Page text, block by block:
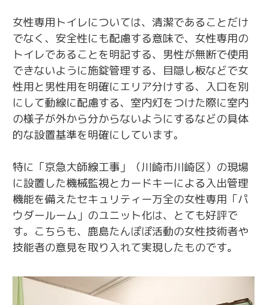
女性専用トイレについては、清潔であることだけ
でなく、安全性にも配慮する意味で、女性専用の
トイレであることを明記する、男性が無断で使用
できないように施錠管理する、目隠し板などで女
性用と男性用を明確にエリア分けする、入口を別
にして動線に配慮する、室内灯をつけた際に室内
の様子が外から分からないようにするなどの具体
的な設置基準を明確にしています。
特に「京急大師線工事」（川崎市川崎区）の現場
に設置した機械監視とカードキーによる入出管理
機能を備えたセキュリティー万全の女性専用「パ
ウダールーム」のユニット化は、とても好評で
す。こちらも、鹿島たんぽぽ活動の女性技術者や
技能者の意見を取り入れて実現したものです。